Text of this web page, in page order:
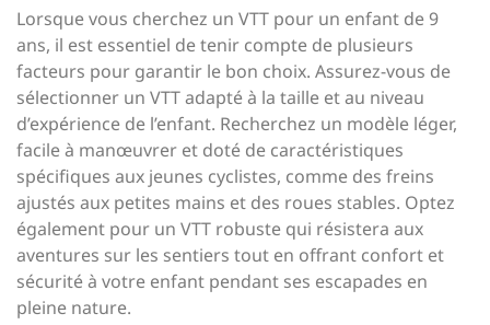
Lorsque vous cherchez un VTT pour un enfant de 9
ans, il est essentiel de tenir compte de plusieurs
facteurs pour garantir le bon choix. Assurez-vous de
sélectionner un VTT adapté à la taille et au niveau
d’expérience de l’enfant. Recherchez un modèle léger,
facile à manœuvrer et doté de caractéristiques
spécifiques aux jeunes cyclistes, comme des freins
ajustés aux petites mains et des roues stables. Optez
également pour un VTT robuste qui résistera aux
aventures sur les sentiers tout en offrant confort et
sécurité à votre enfant pendant ses escapades en
pleine nature.